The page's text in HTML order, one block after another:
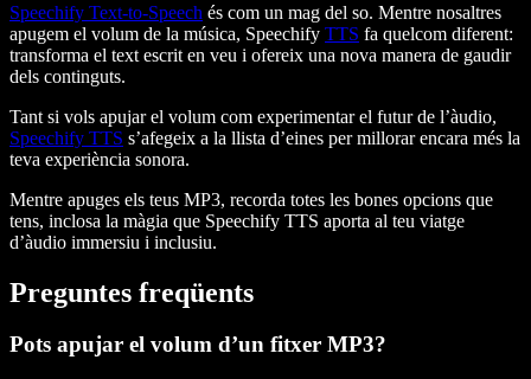
Speechify Text-to-Speech és com un mag del so. Mentre nosaltres
apugem el volum de la música, Speechify TTS fa quelcom diferent:
transforma el text escrit en veu i ofereix una nova manera de gaudir
dels continguts.
Tant si vols apujar el volum com experimentar el futur de l’àudio,
Speechify TTS s’afegeix a la llista d’eines per millorar encara més la
teva experiència sonora.
Mentre apuges els teus MP3, recorda totes les bones opcions que
tens, inclosa la màgia que Speechify TTS aporta al teu viatge
d’àudio immersiu i inclusiu.
Preguntes freqüents
Pots apujar el volum d’un fitxer MP3?